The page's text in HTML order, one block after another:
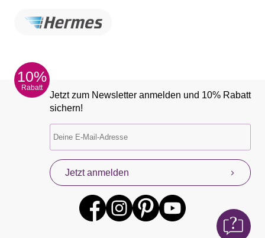
10%
Rabatt
Jetzt zum Newsletter anmelden und 10% Rabatt
sichern!
Jetzt anmelden